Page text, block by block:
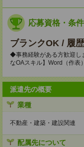
応募資格・条件
ブランクOK / 履
◆事務経験がある方歓迎
なOAスキル】Word（作
派遣先の概要
業種
不動産・建築・建設関連
配属先について